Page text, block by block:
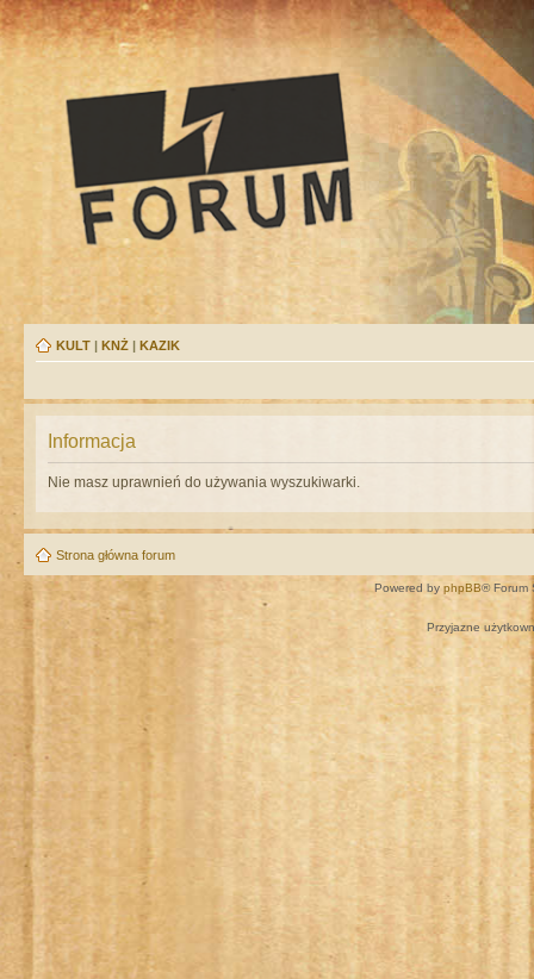
KULT | KNŻ | KAZIK
Informacja
Nie masz uprawnień do używania wyszukiwarki.
Strona główna forum
Powered by phpBB® Forum
Przyjazne